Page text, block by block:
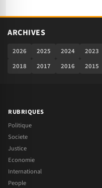
ARCHIVES
2026 2025 2024 2023
2018
2017 2016 2015
RUBRIQUES
Politique
Societe
Justice
Economie
International
People